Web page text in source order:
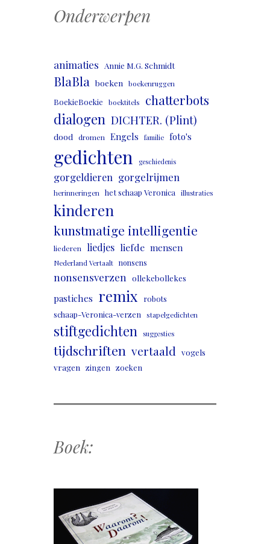
Onderwerpen
animaties Annie M.G. Schmidt
BlaBla boeken boekenruggen
BoekieBoekie boektitels chatterbots
dialogen DICHTER. (Plint)
dood dromen Engels familie foto's
gedichten geschiedenis
gorgeldieren gorgelrijmen
herinneringen het schaap Veronica illustraties
kinderen
kunstmatige intelligentie
liederen liedjes liefde mensen
Nederland Vertaalt nonsens
nonsensverzen ollekebollekes
pastiches remix
robots
schaap-Veronica-verzen stapelgedichten
stiftgedichten suggesties
tijdschriften vertaald vogels
vragen zingen zoeken
Boek: